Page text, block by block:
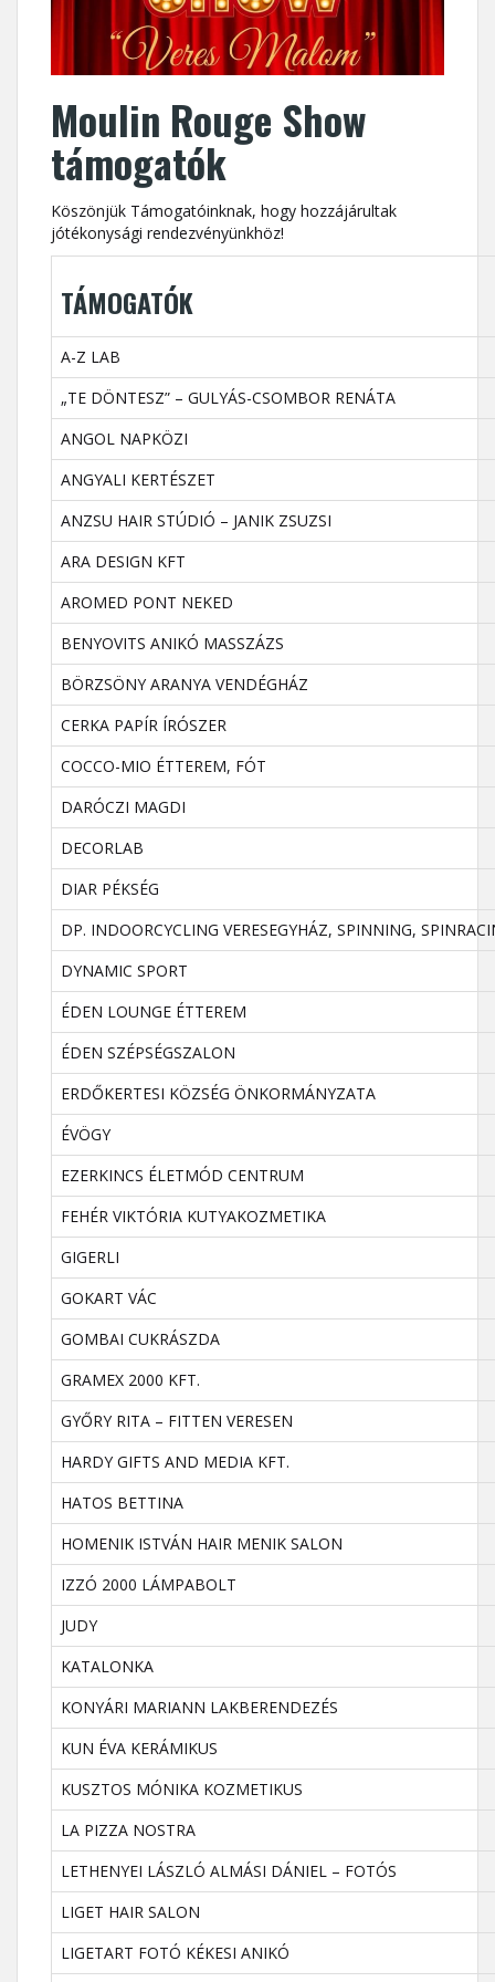
Moulin Rouge Show
támogatók
Köszönjük Támogatóinknak, hogy hozzájárultak
jótékonysági rendezvényünkhöz!
TÁMOGATÓK
A-Z LAB
„TE DÖNTESZ” – GULYÁS-CSOMBOR RENÁTA
ANGOL NAPKÖZI
ANGYALI KERTÉSZET
ANZSU HAIR STÚDIÓ – JANIK ZSUZSI
ARA DESIGN KFT
AROMED PONT NEKED
BENYOVITS ANIKÓ MASSZÁZS
BÖRZSÖNY ARANYA VENDÉGHÁZ
CERKA PAPÍR ÍRÓSZER
COCCO-MIO ÉTTEREM, FÓT
DARÓCZI MAGDI
DECORLAB
DIAR PÉKSÉG
DP. INDOORCYCLING VERESEGYHÁZ, SPINNING,
DYNAMIC SPORT
ÉDEN LOUNGE ÉTTEREM
ÉDEN SZÉPSÉGSZALON
ERDŐKERTESI KÖZSÉG ÖNKORMÁNYZATA
ÉVÖGY
EZERKINCS ÉLETMÓD CENTRUM
FEHÉR VIKTÓRIA KUTYAKOZMETIKA
GIGERLI
GOKART VÁC
GOMBAI CUKRÁSZDA
GRAMEX 2000 KFT.
GYŐRY RITA – FITTEN VERESEN
HARDY GIFTS AND MEDIA KFT.
HATOS BETTINA
HOMENIK ISTVÁN HAIR MENIK SALON
IZZÓ 2000 LÁMPABOLT
JUDY
KATALONKA
KONYÁRI MARIANN LAKBERENDEZÉS
KUN ÉVA KERÁMIKUS
KUSZTOS MÓNIKA KOZMETIKUS
LA PIZZA NOSTRA
LETHENYEI LÁSZLÓ ALMÁSI DÁNIEL – FOTÓS
LIGET HAIR SALON
LIGETART FOTÓ KÉKESI ANIKÓ